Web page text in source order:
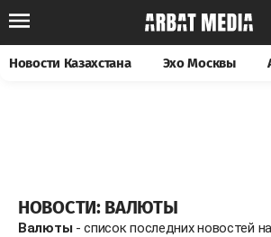
Новости Казахстана Эхо Москвы
НОВОСТИ: ВАЛЮТЫ
Валюты- список последних новостей